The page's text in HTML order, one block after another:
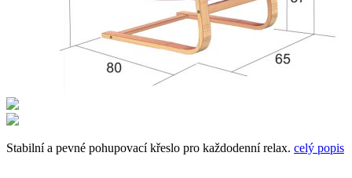
Stabilní a pevné pohupovací křeslo pro každodenní relax. celý popis